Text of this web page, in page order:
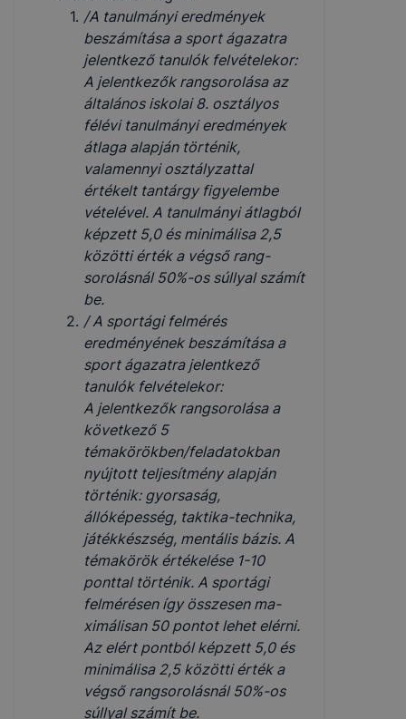
/A tanulmányi eredmények
beszámítása a sport ágazatra
jelent­kező tanulók felvételekor:
A jelentkezők rangsorolása az
általános iskolai 8. osztályos
félévi tanulmányi eredmények
átlaga alapján történik,
valamennyi osz­tályzattal
értékelt tantárgy figyelembe
vételével. A tanulmányi át­lagból
képzett 5,0 és minimálisa 2,5
közötti érték a végső rang­
sorolásnál 50%-os súllyal számít
be.
/ A sportági felmérés
eredményének beszámítása a
sport ágazatra jelentkező
tanulók felvételekor:
A jelentkezők rangsorolása a
következő 5
témakörökben/feladatok­ban
nyújtott teljesítmény alapján
történik: gyorsaság,
állóképesség, taktika-technika,
játékkészség, mentális bázis. A
témakörök értéke­lése 1-10
ponttal történik. A sportági
felmérésen így összesen ma­
ximálisan 50 pontot lehet elérni.
Az elért pontból képzett 5,0 és
mi­nimálisa 2,5 közötti érték a
végső rangsorolásnál 50%-os
súllyal számít be.